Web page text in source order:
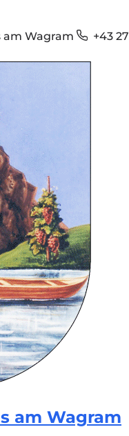
am Wagram +43
am Wagram